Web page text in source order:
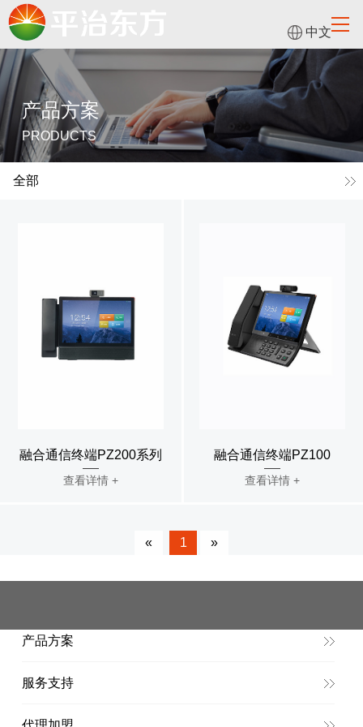
中文
产品方案
PRODUCTS
全部
融合通信终端PZ200系列
查看详情 +
融合通信终端PZ100
查看详情 +
« 1 »
产品方案
服务支持